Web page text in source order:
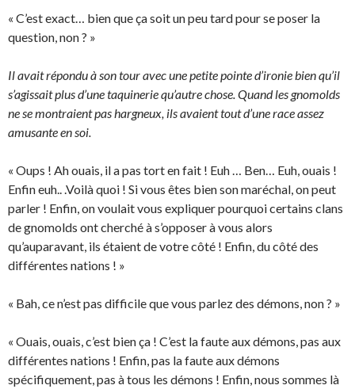
« C’est exact… bien que ça soit un peu tard pour se poser la
question, non ? »
Il avait répondu à son tour avec une petite pointe d’ironie bien qu’il
s’agissait plus d’une taquinerie qu’autre chose. Quand les gnomolds
ne se montraient pas hargneux, ils avaient tout d’une race assez
amusante en soi.
« Oups ! Ah ouais, il a pas tort en fait ! Euh … Ben… Euh, ouais !
Enfin euh.. .Voilà quoi ! Si vous êtes bien son maréchal, on peut
parler ! Enfin, on voulait vous expliquer pourquoi certains clans
de gnomolds ont cherché à s’opposer à vous alors
qu’auparavant, ils étaient de votre côté ! Enfin, du côté des
différentes nations ! »
« Bah, ce n’est pas difficile que vous parlez des démons, non ? »
« Ouais, ouais, c’est bien ça ! C’est la faute aux démons, pas aux
différentes nations ! Enfin, pas la faute aux démons
spécifiquement, pas à tous les démons ! Enfin, nous sommes là